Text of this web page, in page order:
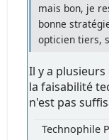
mais bon, je
bonne
opticien tiers,
Il y a
la faisabilité
n'est pas
Technophile